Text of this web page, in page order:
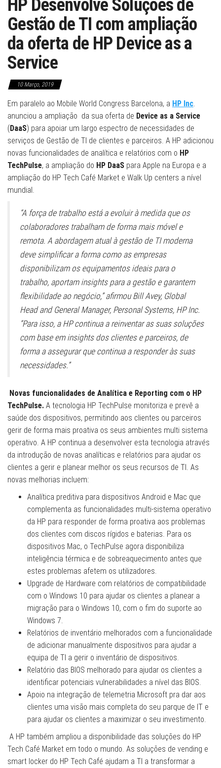
HP Desenvolve Soluções de
Gestão de TI com ampliação
da oferta de HP Device as a
Service
10 Março, 2019
Em paralelo ao Mobile World Congress Barcelona, a HP Inc.
anunciou a ampliação da sua oferta de Device as a Service
(DaaS) para apoiar um largo espectro de necessidades de
serviços de Gestão de TI de clientes e parceiros. A HP adicionou
novas funcionalidades de analítica e relatórios com o HP
TechPulse, a ampliação do HP DaaS para Apple na Europa e a
ampliação do HP Tech Café Market e Walk Up centers a nível
mundial.
“A força de trabalho está a evoluir à medida que os
colaboradores trabalham de forma mais móvel e
remota. A abordagem atual à gestão de TI moderna
deve simplificar a forma como as empresas
disponibilizam os equipamentos ideais para o
trabalho, aportam insights para a gestão e garantem
flexibilidade ao negócio,” afirmou Bill Avey, Global
Head and General Manager, Personal Systems, HP Inc.
“Para isso, a HP continua a reinventar as suas soluções
com base em insights dos clientes e parceiros, de
forma a assegurar que continua a responder às suas
necessidades.”
Novas funcionalidades de Analítica e Reporting com o HP
TechPulse. A tecnologia HP TechPulse monitoriza e prevê a
saúde dos dispositivos, permitindo aos clientes ou parceiros
gerir de forma mais proativa os seus ambientes multi sistema
operativo. A HP continua a desenvolver esta tecnologia através
da introdução de novas analíticas e relatórios para ajudar os
clientes a gerir e planear melhor os seus recursos de TI. As
novas melhorias incluem:
Analítica preditiva para dispositivos Android e Mac que
complementa as funcionalidades multi-sistema operativo
da HP para responder de forma proativa aos problemas
dos clientes com discos rígidos e baterias. Para os
dispositivos Mac, o TechPulse agora disponibiliza
inteligência térmica e de sobreaquecimento antes que
estes problemas afetem os utilizadores.
Upgrade de Hardware com relatórios de compatibilidade
com o Windows 10 para ajudar os clientes a planear a
migração para o Windows 10, com o fim do suporte ao
Windows 7.
Relatórios de inventário melhorados com a funcionalidade
de adicionar manualmente dispositivos para ajudar a
equipa de TI a gerir o inventário de dispositivos.
Relatório das BIOS melhorado para ajudar os clientes a
identificar potenciais vulnerabilidades a nível das BIOS.
Apoio na integração de telemetria Microsoft pra dar aos
clientes uma visão mais completa do seu parque de IT e
para ajudar os clientes a maximizar o seu investimento.
A HP também ampliou a disponibilidade das soluções do HP
Tech Café Market em todo o mundo. As soluções de vending e
smart locker do HP Tech Café ajudam a TI a transformar a